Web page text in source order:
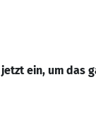
jetzt ein, um das